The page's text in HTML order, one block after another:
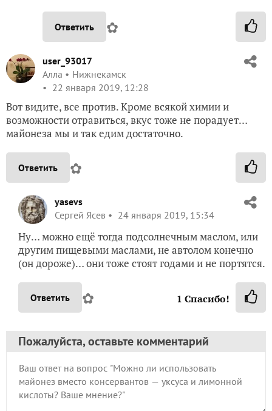
Ответить ✿
user_93017
Алла
Нижнекамск
22 января 2019, 12:28
Вот видите, все против. Кроме всякой химии и
возможности отравиться, вкус тоже не порадует…
майонеза мы и так едим достаточно.
Ответить ✿
yasevs
Сергей Ясев
24 января 2019, 15:34
Ну… можно ещё тогда подсолнечным маслом, или
другим пищевыми маслами, не автолом конечно
(он дороже)… они тоже стоят годами и не портятся.
Ответить ✿ 1 Спасибо!
Пожалуйста, оставьте комментарий